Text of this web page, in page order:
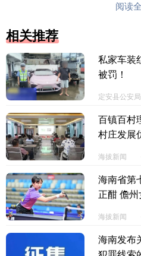
庭审现场庄严肃穆，秩
摩了法庭调查、举证质证、
书。
庭审结束后，法庭宣布
刻认识到违纪违法给社会
阅读
相关推荐
私家车装
被罚！
定安县公安
百镇百村
村庄发展
海拔新闻
海南省第
正酣 儋
海拔新闻
海南发布